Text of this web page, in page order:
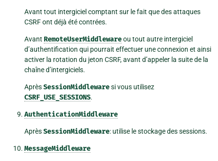
Avant tout intergiciel comptant sur le fait que des attaques
CSRF ont déjà été contrées.
Avant RemoteUserMiddlewareou tout autre intergiciel
d’authentification qui pourrait effectuer une connexion et ainsi
activer la rotation du jeton CSRF, avant d’appeler la suite de la
chaîne d’intergiciels.
AprèsSessionMiddlewaresi vous utilisez
CSRF_USE_SESSIONS.
AuthenticationMiddleware
AprèsSessionMiddleware: utilise le stockage des sessions.
MessageMiddleware